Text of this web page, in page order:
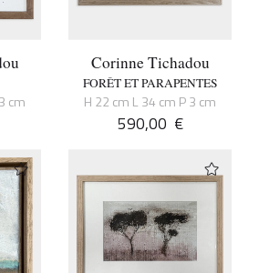
cm
Corinne Tichadou
FORÊT ET PARAPENTES
H 22 cm L 34 cm P 3 cm
590,00 €